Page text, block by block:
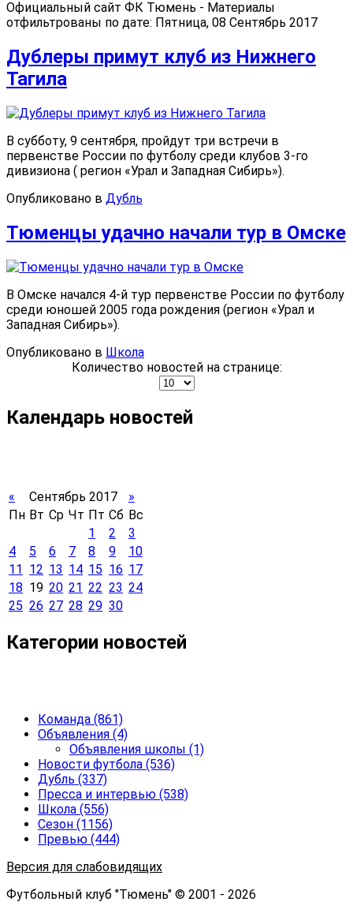
Официальный сайт ФК Тюмень - Материалы
отфильтрованы по дате: Пятница, 08 Сентябрь 2017
Дублеры примут клуб из Нижнего
Тагила
В субботу, 9 сентября, пройдут три встречи в
первенстве России по футболу среди клубов 3-го
дивизиона ( регион «Урал и Западная Сибирь»).
Опубликовано в Дубль
Тюменцы удачно начали тур в Омске
В Омске начался 4-й тур первенстве России по футболу
среди юношей 2005 года рождения (регион «Урал и
Западная Сибирь»).
Опубликовано в Школа
Количество новостей на странице:
Календарь новостей
« Сентябрь 2017
»
Пн Вт Ср Чт Пт Сб Вс
1
2
3
4
5 6 7 8 9
10
11 12 13 14 15 16 17
18 19 20 21 22 23 24
25 26 27 28 29 30
Категории новостей
Команда (861)
Объявления (4)
Объявления школы (1)
Новости футбола (536)
Дубль (337)
Пресса и интервью (538)
Школа (556)
Сезон (1156)
Превью (444)
Версия для слабовидящих
Футбольный клуб "Тюмень" © 2001 - 2026